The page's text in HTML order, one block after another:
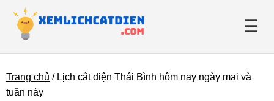
☰
Giới thiệu
Trang chủ / Lịch cắt điện Thái Bình hôm nay ngày mai và
tuần này